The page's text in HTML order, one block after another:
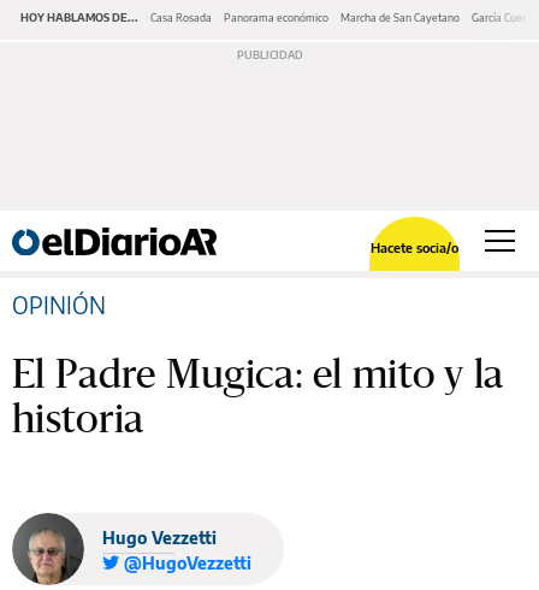
HOY HABLAMOS DE... Casa Rosada Panorama económico Marcha de San Cayetano García Cuerva
Hacete socia/o
OPINIÓN
El Padre Mugica: el mito y la
historia
Hugo Vezzetti
@HugoVezzetti